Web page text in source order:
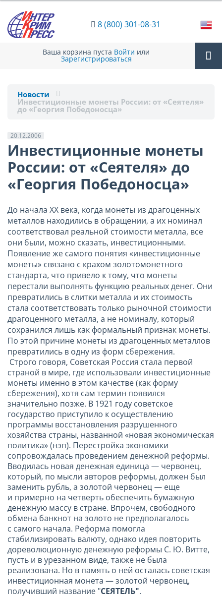
8 (800) 301-08-31
Ваша корзина пуста Войти или
Зарегистрироваться
Новости
Инвестиционные монеты России: от «Сеятеля»
до «Георгия Победоносца»
20.12.2006
Инвестиционные монеты
России: от «Сеятеля» до
«Георгия Победоносца»
До начала XX века, когда монеты из драгоценных
металлов находились в обращении, а их номинал
соответствовал реальной стоимости металла, все
они были, можно сказать, инвестиционными.
Появление же самого понятия «инвестиционные
монеты» связано с крахом золотомонетного
стандарта, что привело к тому, что монеты
перестали выполнять функцию реальных денег. Они
превратились в слитки металла и их стоимость
стала соответствовать только рыночной стоимости
драгоценного металла, а не номиналу, который
сохранился лишь как формальный признак монеты.
По этой причине монеты из драгоценных металлов
превратились в одну из форм сбережения.
Строго говоря, Советская Россия стала первой
страной в мире, где использовали инвестиционные
монеты именно в этом качестве (как форму
сбережения), хотя сам термин появился
значительно позже. В 1921 году советское
государство приступило к осуществлению
программы восстановления разрушенного
хозяйства страны, названной «новая экономическая
политика» (нэп). Перестройка экономики
сопровождалась проведением денежной реформы.
Вводилась новая денежная единица — червонец,
который, по мысли авторов реформы, должен был
заменить рубль, а золотой червонец — еще
и примерно на четверть обеспечить бумажную
денежную массу в стране. Впрочем, свободного
обмена банкнот на золото не предполагалось
с самого начала. Реформа помогла
стабилизировать валюту, однако идея повторить
дореволюционную денежную реформы С. Ю. Витте,
пусть и в урезанном виде, также не была
реализована. Но в память о ней осталась советская
инвестиционная монета — золотой червонец,
получивший название "СЕЯТЕЛЬ".